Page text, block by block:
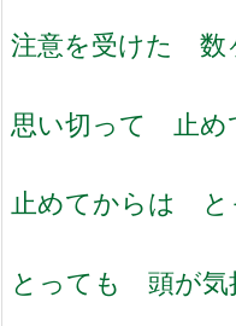
注意を受けた 数
思い切って 止め
止めてからは と
とっても 頭が気